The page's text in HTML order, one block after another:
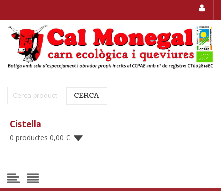
Cerca: CERCA
Cistella
0 productes 0,00 €